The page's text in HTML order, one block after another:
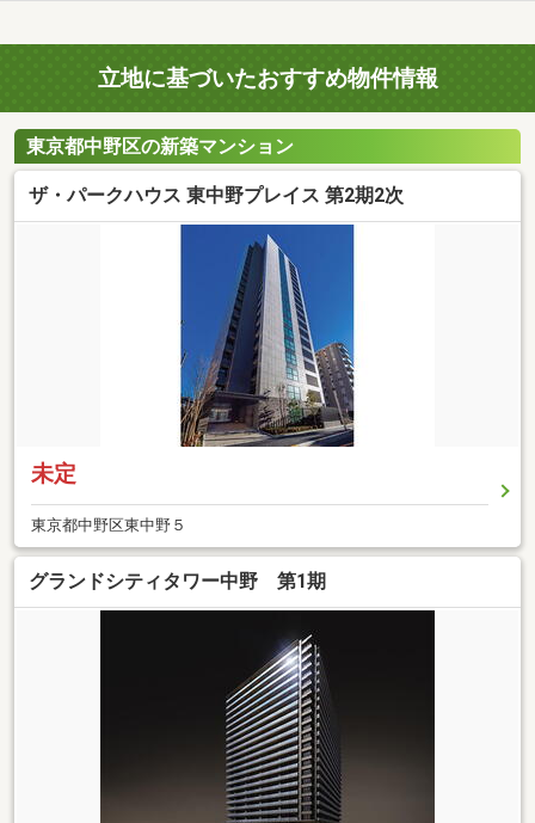
立地に基づいたおすすめ物件情報
東京都中野区の新築マンション
ザ・パークハウス 東中野プレイス 第2期2次
未定
東京都中野区東中野５
グランドシティタワー中野 第1期